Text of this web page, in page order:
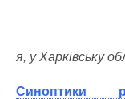
я, у Харківську
Синоптики